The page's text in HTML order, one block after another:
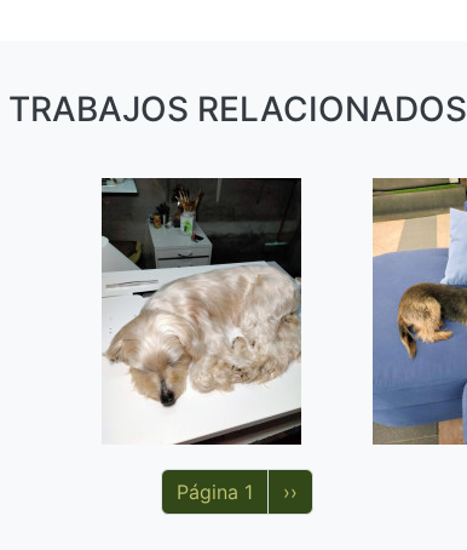
TRABAJOS RELACIONADOS
Página 1 Siguiente página
››